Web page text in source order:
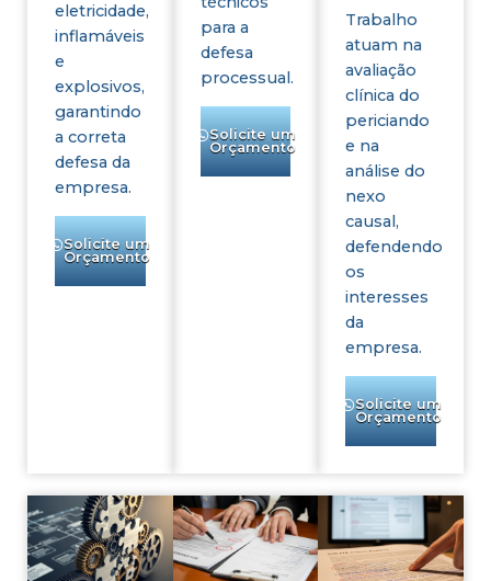
eletricidade,
inflamáveis
e
explosivos,
garantindo
a correta
defesa da
empresa.
Solicite um
Orçamento
para a
defesa
processual.
Solicite um
Orçamento
Trabalho
atuam na
avaliação
clínica do
periciando
e na
análise do
nexo
causal,
defendendo
os
interesses
da
empresa.
Solicite um
Orçamento